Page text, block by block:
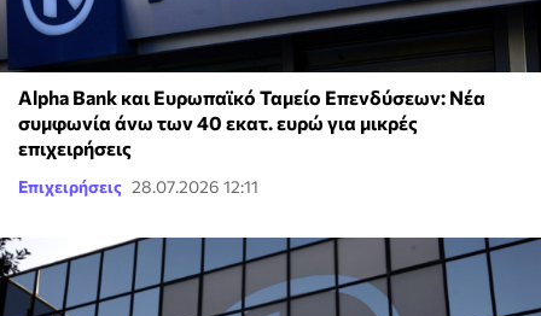
Alpha Bank και Ευρωπαϊκό Ταμείο Επενδύσεων: Νέα
συμφωνία άνω των 40 εκατ. ευρώ για μικρές
επιχειρήσεις
Επιχειρήσεις 28.07.2026 12:11